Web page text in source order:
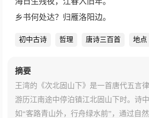
乡书何处达？归雁洛阳边。
初中古诗 哲理 唐诗三百首 地点
摘要
王湾的《次北固山下》是一首唐代五言
游历江南途中停泊镇江北固山下时。诗
如“客路青山外，行舟绿水前”，通过自